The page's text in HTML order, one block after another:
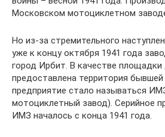
Московском мотоциклетном
Но из-за стремительного
уже к концу октября 1941 года
город Ирбит. В качестве
предоставлена территория
предприятие стало называться
мотоциклетный завод). Серийное
ИМЗ началось с конца 1941 года.